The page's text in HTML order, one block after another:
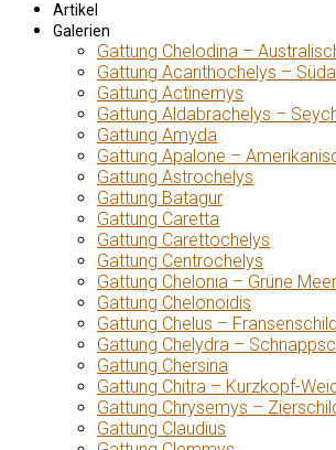
Artikel
Galerien
Gattung Chelodina –
Gattung Acanthochelys –
Gattung Actinemys
Gattung Aldabrachelys –
Gattung Amyda
Gattung Apalone –
Gattung Astrochelys
Gattung Batagur
Gattung Caretta
Gattung Carettochelys
Gattung Centrochelys
Gattung Chelonia – Grüne
Gattung Chelonoidis
Gattung Chelus –
Gattung Chelydra –
Gattung Chersina
Gattung Chitra – Kurzkopf-
Gattung Chrysemys –
Gattung Claudius